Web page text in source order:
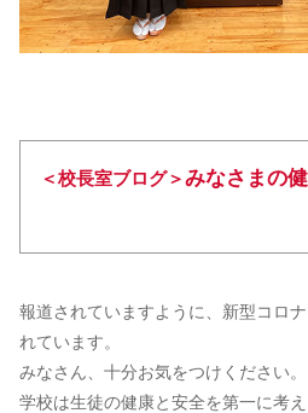
＜校長室ブログ＞みなさまの
報道されていますように、新型コロ
れています。
みなさん、十分お気をつけください。
学校は生徒の健康と安全を第一に考